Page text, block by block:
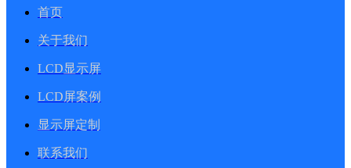
首页
关于我们
LCD显示屏
LCD屏案例
显示屏定制
联系我们